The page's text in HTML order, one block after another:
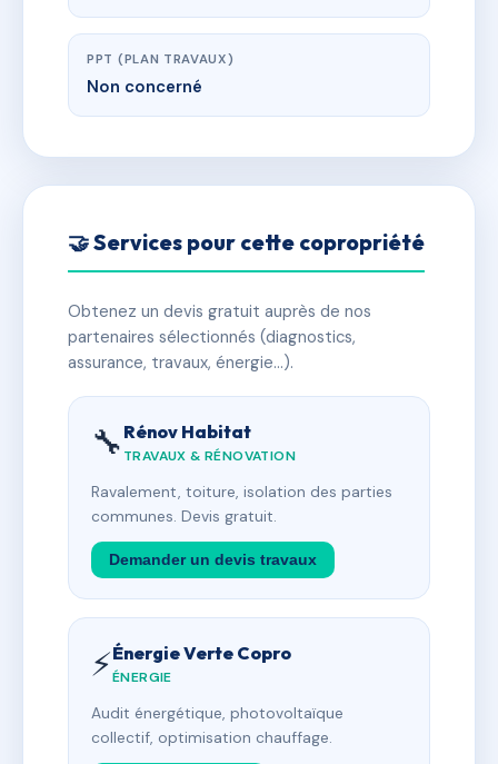
PPT (PLAN TRAVAUX)
Non concerné
🤝 Services pour cette copropriété
Obtenez un devis gratuit auprès de nos
partenaires sélectionnés (diagnostics,
assurance, travaux, énergie…).
🔧 Rénov Habitat
TRAVAUX & RÉNOVATION
Ravalement, toiture, isolation des parties
communes. Devis gratuit.
Demander un devis travaux
⚡Énergie Verte Copro
ÉNERGIE
Audit énergétique, photovoltaïque
collectif, optimisation chauffage.